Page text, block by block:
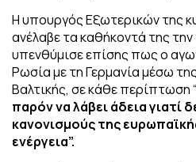
Η υπουργός Εξωτερικών της
ανέλαβε τα καθήκοντά της
υπενθύμισε επίσης πως ο
Ρωσία με τη Γερμανία μέσω
Βαλτικής, σε κάθε περίπτωση “
παρόν να λάβει άδεια γιατί
κανονισμούς της
ενέργεια”.